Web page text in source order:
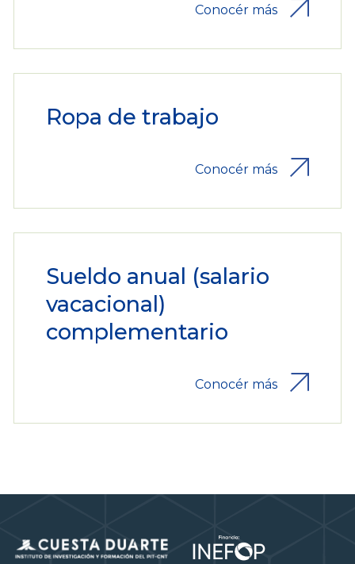
Conocér más
Ropa de trabajo
Conocér más
Sueldo anual (salario
vacacional)
complementario
Conocér más